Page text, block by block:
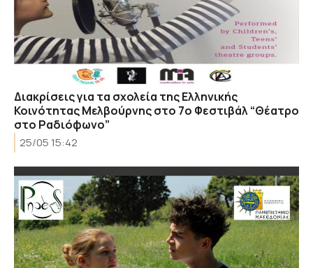
Διακρίσεις για τα σχολεία της Ελληνικής
Κοινότητας Μελβούρνης στο 7ο Φεστιβάλ “Θέατρο
στο Ραδιόφωνο”
25/05 15:42